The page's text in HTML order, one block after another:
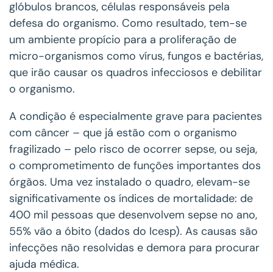
glóbulos brancos, células responsáveis pela
defesa do organismo. Como resultado, tem-se
um ambiente propício para a proliferação de
micro-organismos como vírus, fungos e bactérias,
que irão causar os quadros infecciosos e debilitar
o organismo.
A condição é especialmente grave para pacientes
com câncer – que já estão com o organismo
fragilizado – pelo risco de ocorrer sepse, ou seja,
o comprometimento de funções importantes dos
órgãos. Uma vez instalado o quadro, elevam-se
significativamente os índices de mortalidade: de
400 mil pessoas que desenvolvem sepse no ano,
55% vão a óbito (dados do Icesp). As causas são
infecções não resolvidas e demora para procurar
ajuda médica.